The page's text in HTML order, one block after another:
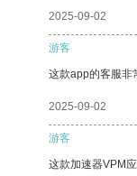
2025-09-02
游客
这款app的客服非
2025-09-02
游客
这款加速器VPM